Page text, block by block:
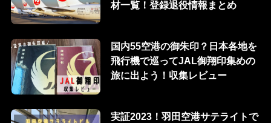
材一覧！登録退役情報まとめ
国内55空港の御朱印？日本各地を
飛行機で巡ってJAL御翔印集めの
旅に出よう！収集レビュー
実証2023！羽田空港サテライトで